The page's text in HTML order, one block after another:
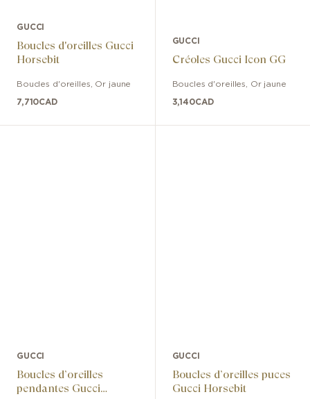
GUCCI
Boucles d'oreilles Gucci
Horsebit
Boucles d'oreilles Or jaune
7,710CAD
GUCCI
Créoles Gucci Icon GG
Boucles d'oreilles Or jaune
3,140CAD
GUCCI
Boucles d’oreilles
pendantes Gucci
GUCCI
Boucles d’oreilles puces
Gucci Horsebit